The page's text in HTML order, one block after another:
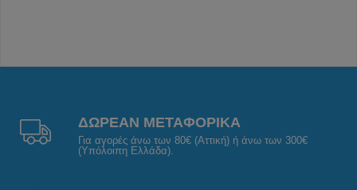
ΔΩΡΕΑΝ ΜΕΤΑΦΟΡΙΚΑ
Για αγορές άνω των 80€ (Αττική) ή άνω των 300€
(Υπόλοιπη Ελλάδα).